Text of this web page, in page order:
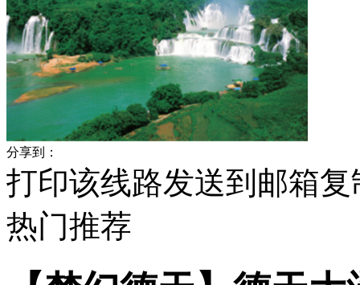
分享到：
打印该线路发送到邮箱复
热门推荐